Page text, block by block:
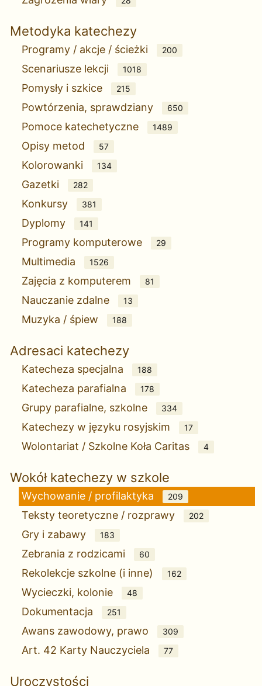
Metodyka katechezy
Programy / akcje / ścieżki 200
Scenariusze lekcji 1018
Pomysły i szkice 215
Powtórzenia, sprawdziany 650
Pomoce katechetyczne 1489
Opisy metod 57
Kolorowanki 134
Gazetki 282
Konkursy 381
Dyplomy 141
Programy komputerowe 29
Multimedia 1526
Zajęcia z komputerem 81
Nauczanie zdalne 13
Muzyka / śpiew 188
Adresaci katechezy
Katecheza specjalna 188
Katecheza parafialna 178
Grupy parafialne, szkolne 334
Katechezy w języku rosyjskim 17
Wolontariat / Szkolne Koła Caritas 4
Wokół katechezy w szkole
Wychowanie / profilaktyka 209
Teksty teoretyczne / rozprawy 202
Gry i zabawy 183
Zebrania z rodzicami 60
Rekolekcje szkolne (i inne) 162
Wycieczki, kolonie 48
Dokumentacja 251
Awans zawodowy, prawo 309
Art. 42 Karty Nauczyciela 77
Uroczystości